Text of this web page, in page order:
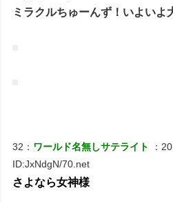
ミラクルちゅーんず！いよいよ
32： ワールド名無しサテライト
：
ID:JxNdgN/70.net
さよなら女神様